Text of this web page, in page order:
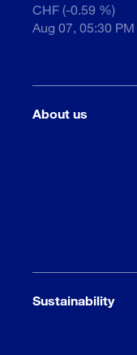
CHF (-0.59 %)
Aug 07, 05:30 PM
About us
Sustainability